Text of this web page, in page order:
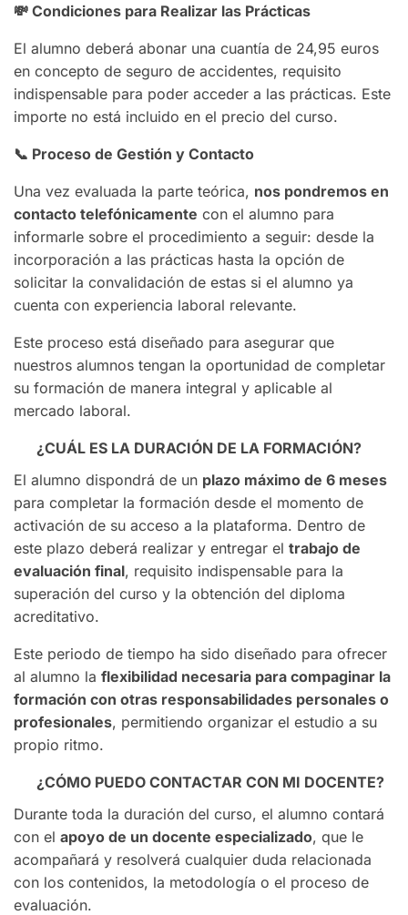
💸 Condiciones para Realizar las Prácticas
El alumno deberá abonar una cuantía de 24,95 euros
en concepto de seguro de accidentes, requisito
indispensable para poder acceder a las prácticas. Este
importe no está incluido en el precio del curso.
📞 Proceso de Gestión y Contacto
Una vez evaluada la parte teórica, nos pondremos en
contacto telefónicamente con el alumno para
informarle sobre el procedimiento a seguir: desde la
incorporación a las prácticas hasta la opción de
solicitar la convalidación de estas si el alumno ya
cuenta con experiencia laboral relevante.
Este proceso está diseñado para asegurar que
nuestros alumnos tengan la oportunidad de completar
su formación de manera integral y aplicable al
mercado laboral.
¿CUÁL ES LA DURACIÓN DE LA FORMACIÓN?
El alumno dispondrá de un plazo máximo de 6 meses
para completar la formación desde el momento de
activación de su acceso a la plataforma. Dentro de
este plazo deberá realizar y entregar el trabajo de
evaluación final, requisito indispensable para la
superación del curso y la obtención del diploma
acreditativo.
Este periodo de tiempo ha sido diseñado para ofrecer
al alumno la flexibilidad necesaria para compaginar la
formación con otras responsabilidades personales o
profesionales, permitiendo organizar el estudio a su
propio ritmo.
¿CÓMO PUEDO CONTACTAR CON MI DOCENTE?
Durante toda la duración del curso, el alumno contará
con el apoyo de un docente especializado, que le
acompañará y resolverá cualquier duda relacionada
con los contenidos, la metodología o el proceso de
evaluación.